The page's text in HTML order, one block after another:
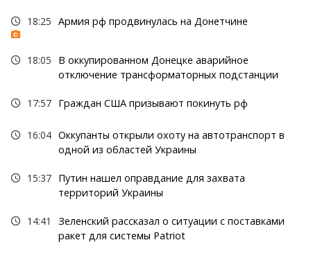
18:25 Армия рф продвинулась на Донетчине
18:05
В оккупированном Донецке аварийное
отключение трансформаторных подстанции
17:57 Граждан США призывают покинуть рф
16:04 Оккупанты открыли охоту на автотранспорт в
одной из областей Украины
15:37 Путин нашел оправдание для захвата
территорий Украины
14:41
Зеленский рассказал о ситуации с поставками
ракет для системы Patriot